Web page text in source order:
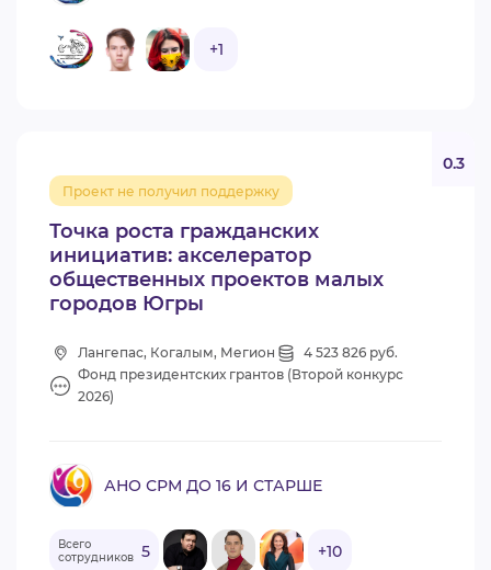
+1
Точка роста гражданских
инициатив: акселератор
общественных проектов малых
городов Югры
Проект не получил поддержку
0.3
Лангепас, Когалым, Мегион
4 523 826 руб.
Фонд президентских грантов (Второй конкурс
2026)
АНО СРМ ДО 16 И СТАРШЕ
Всего
сотрудников 5 +10